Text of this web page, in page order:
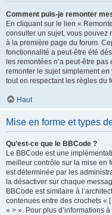
Comment puis-je remonter
En cliquant sur le lien «
consulter un sujet, vous pouvez
à la première page du forum.
fonctionnalité a peut-être été
les remontées n’a peut-être
remonter le sujet simplement
tout en respectant les règles du
Haut
Mise en forme et types
Qu’est-ce que le BBCode ?
Le BBCode est une
meilleur contrôle sur la mise en
est déterminée par les
la désactiver sur chaque
BBCode est similaire à
contenues entre des crochets «
« > ». Pour plus d’informations